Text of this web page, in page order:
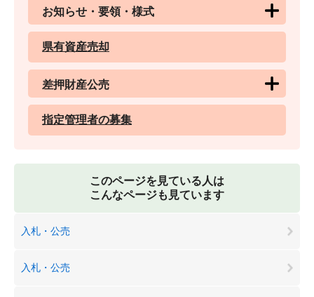
お知らせ・要領・様式
県有資産売却
差押財産公売
指定管理者の募集
このページを見ている人は
こんなページも見ています
入札・公売
入札・公売